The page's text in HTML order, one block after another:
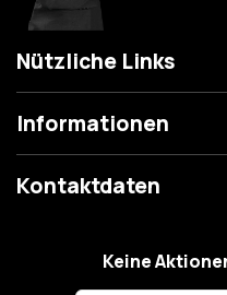
Nützliche Links
Informationen
Kontaktdaten
Keine